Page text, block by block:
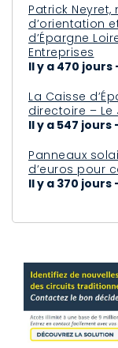
Patrick
d’orientation
d’Épargne
Entreprises
Il y a 470
La Caisse
directoire – Le
Il y a 547
Panneaux
d’euros pour
Il y a 370 jours